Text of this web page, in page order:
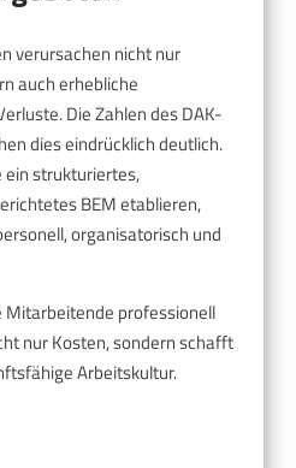
verursachen nicht nur
auch erhebliche
Die Zahlen des DAK-
dies eindrücklich deutlich.
ein strukturiertes,
BEM etablieren,
organisatorisch und
professionell
nur Kosten, sondern schafft
Arbeitskultur.